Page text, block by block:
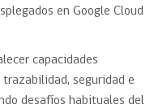
en Google Cloud
capacidades
seguridad e
desafíos habituales del